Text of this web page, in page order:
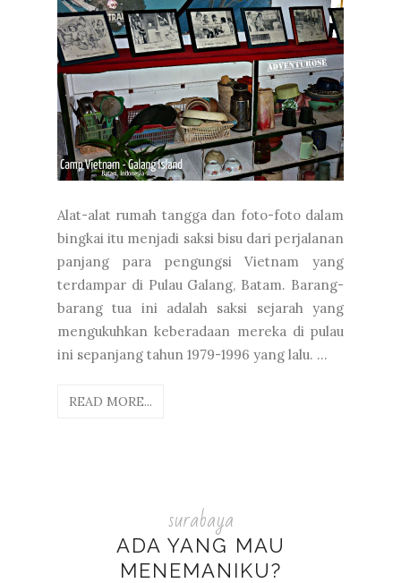
Alat-alat rumah tangga dan foto-foto dalam
bingkai itu menjadi saksi bisu dari perjalanan
panjang para pengungsi Vietnam yang
terdampar di Pulau Galang, Batam. Barang-
barang tua ini adalah saksi sejarah yang
mengukuhkan keberadaan mereka di pulau
ini sepanjang tahun 1979-1996 yang lalu. ...
READ MORE...
surabaya
ADA YANG MAU
MENEMANIKU?